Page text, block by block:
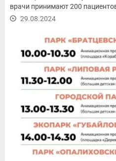
врачи принимают 200
29.08.2024